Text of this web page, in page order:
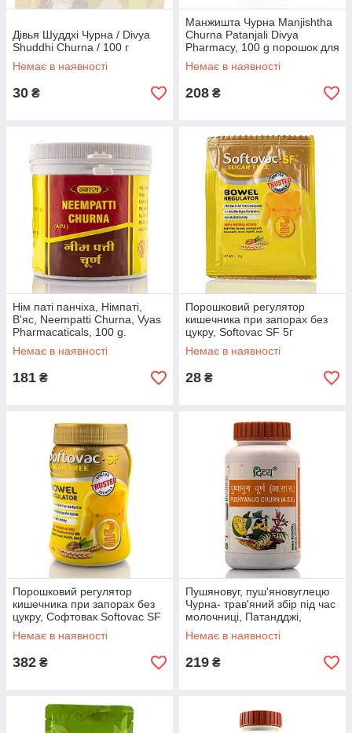
Дівья Шуддхі Чурна / Divya
Shuddhi Churna / 100 г
Немає в наявності
30 ₴
Манжишта Чурна Manjishtha
Churna Patanjali Divya
Pharmacy, 100 g порошок для
очищення лімфи
Немає в наявності
208 ₴
Нім паті панчіха, Німпаті,
В'яс, Neempatti Churna, Vyas
Pharmacaticals, 100 g.
Немає в наявності
181 ₴
Порошковий регулятор
кишечника при запорах без
цукру, Softovac SF 5г
очищення, детокс
Немає в наявності
28 ₴
Порошковий регулятор
кишечника при запорах без
цукру, Софтовак Softovac SF
100 г очищення, детокс
Немає в наявності
382 ₴
Пушяновуг, пуш'яновуглецю
Чурна- трав'яний збір під час
молочниці, Патандджі,
Pushyanug Churna, Patanjali,
100 g
Немає в наявності
219 ₴